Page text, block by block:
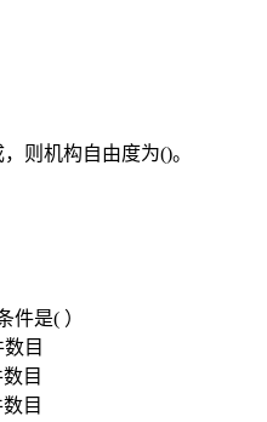
则机构自由度为()。
件是( ）
目
目
目